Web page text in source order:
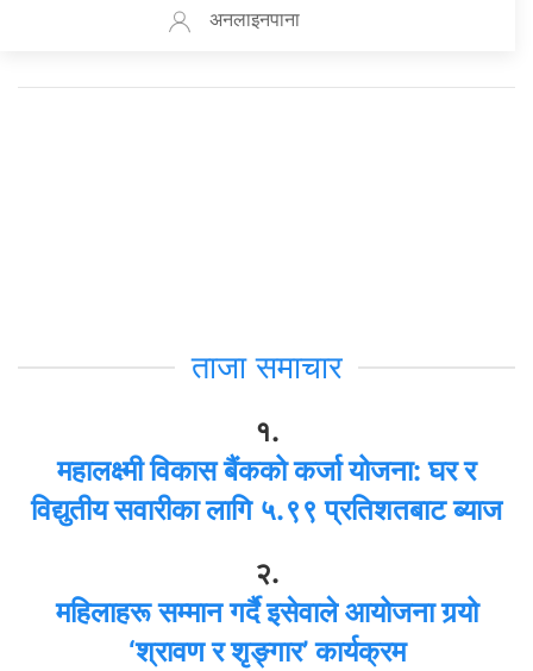
अनलाइनपाना
ताजा समाचार
१.
महालक्ष्मी विकास बैंकको कर्जा योजना: घर र
विद्युतीय सवारीका लागि ५.९९ प्रतिशतबाट ब्याज
२.
महिलाहरू सम्मान गर्दै इसेवाले आयोजना गर्‍यो
‘श्रावण र शृङ्गार’ कार्यक्रम